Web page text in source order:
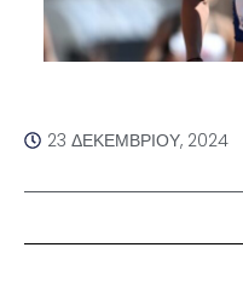
23 ΔΕΚΕΜΒΡΊΟΥ, 2024